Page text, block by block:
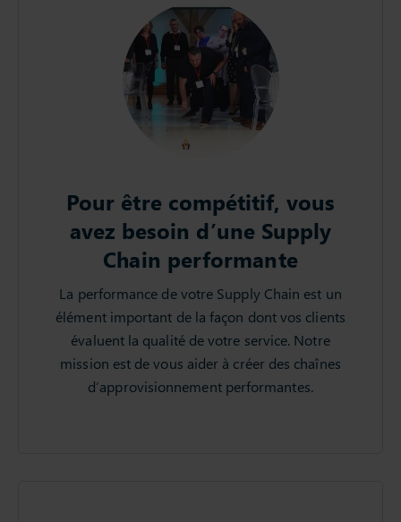
Pour être compétitif, vous
avez besoin d’une Supply
Chain performante
La performance de votre Supply Chain est un
élément important de la façon dont vos clients
évaluent la qualité de votre service. Notre
mission est de vous aider à créer des chaînes
d’approvisionnement performantes.